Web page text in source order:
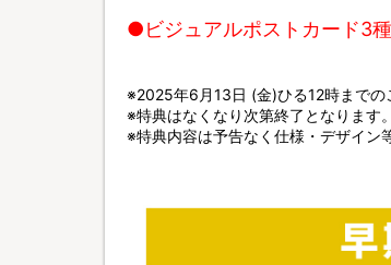
●ビジュアルポストカード3種
※2025年6月13日 (金)ひる12時までの
※特典はなくなり次第終了となります
※特典内容は予告なく仕様・デザイン